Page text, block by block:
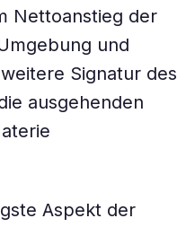
Nettoanstieg der
und
Signatur des
ausgehenden
Aspekt der